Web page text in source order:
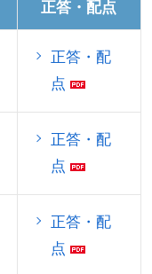
正答・配点
正答・配
点
正答・配
点
正答・配
点